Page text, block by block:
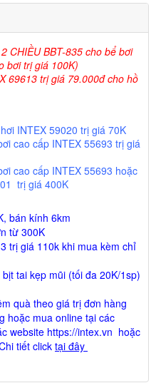
CHIỀU BBT-835 cho bể bơi
bơi trị giá 100K)
69613 trị giá 79.000đ cho hồ
INTEX 59020 trị giá70K
cao cấp INTEX 55693 trị giá
cao cấp INTEX 55693 hoặc
trị giá 400K
bán kính 6km
từ 300K
trị giá 110k khi mua kèm chỉ
tai kẹp mũi (tối đa 20K/1sp)
quà theo giá trị đơn hàng
hoặc mua online tại các
website https://intex.vn hoặc
tiết click tại đây